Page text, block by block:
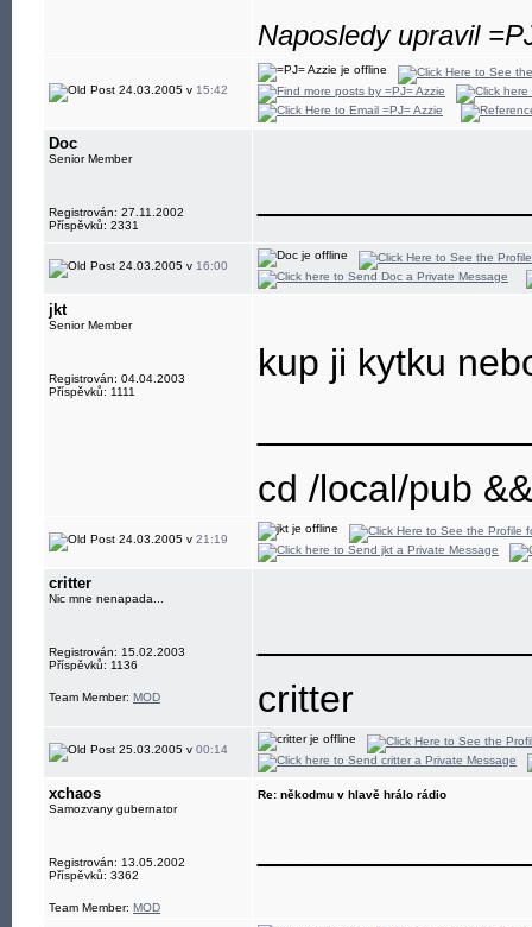
Naposledy upravil
24.03.2005 v 15:42
Doc
Senior Member
Registrován: 27.11.2002
Příspěvků: 2331
24.03.2005 v 16:00
jkt
Senior Member
Registrován: 04.04.2003
Příspěvků: 1111
kup ji kytku
cd /local/pub
24.03.2005 v 21:19
critter
Nic mne nenapada...
Registrován: 15.02.2003
Příspěvků: 1136
Team Member: MOD
critter
25.03.2005 v 00:14
xchaos
Samozvany gubernator
Registrován: 13.05.2002
Příspěvků: 3362
Team Member: MOD
Re: někodmu v hlavě hrálo rádio